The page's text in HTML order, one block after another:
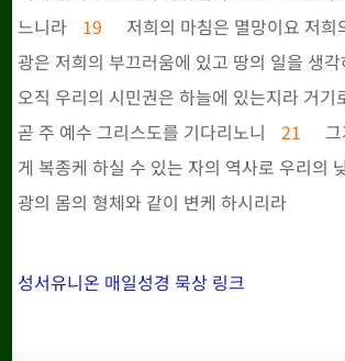
느니라
19
저희의 마침은 멸망이요 저희
광은 저희의 부끄러움에 있고 땅의 일을 생
오직 우리의 시민권은 하늘에 있는지라 거기
곧 주 예수 그리스도를 기다리노니
21
게 복종케 하실 수 있는 자의 역사로 우리의
광의 몸의 형체와 같이 변케 하시리라
성서유니온 매일성경 묵상 링크